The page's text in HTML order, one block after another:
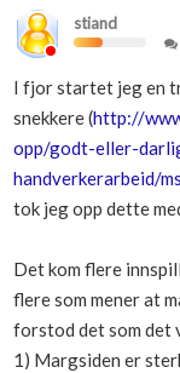
Kundeservice
Få svar på det du
Kom i gang
Se din bolig?
Boligmappa+
Få mer ut av
stiand
I fjor startet jeg en
snekkere (http://
opp/godt-eller-
handverkerarbeid/
tok jeg opp dette
Det kom flere
flere som mener at
forstod det som det
1) Margsiden er